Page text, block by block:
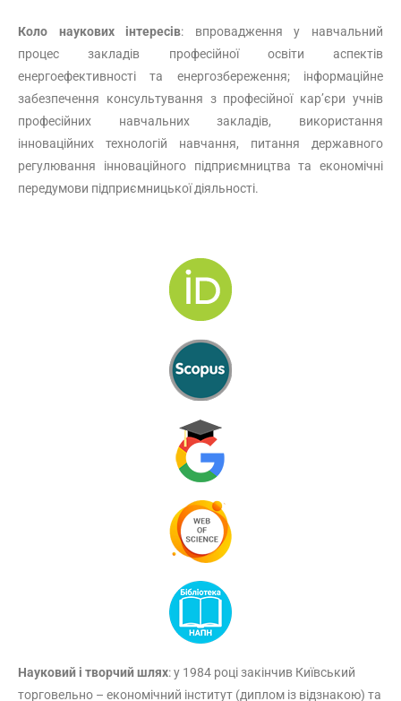
Коло наукових інтересів: впровадження у навчальний
процес закладів професійної освіти аспектів
енергоефективності та енергозбереження; інформаційне
забезпечення консультування з професійної кар’єри учнів
професійних навчальних закладів, використання
інноваційних технологій навчання, питання державного
регулювання інноваційного підприємництва та економічні
передумови підприємницької діяльності.
Науковий і творчий шлях: у 1984 році закінчив Київський
торговельно – економічний інститут (диплом із відзнакою) та